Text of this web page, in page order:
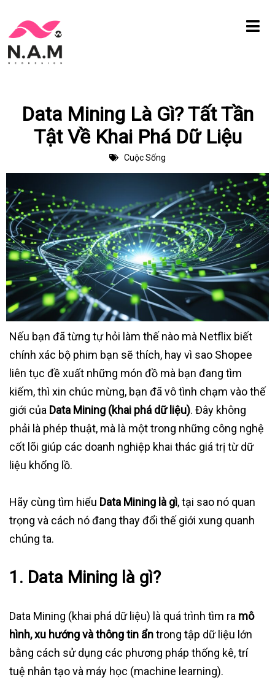
Chuyển
tới
Data Mining Là Gì? Tất Tần
Tật Về Khai Phá Dữ Liệu
Cuộc Sống
Nếu bạn đã từng tự hỏi làm thế nào mà Netflix biết
chính xác bộ phim bạn sẽ thích, hay vì sao Shopee
liên tục đề xuất những món đồ mà bạn đang tìm
kiếm, thì xin chúc mừng, bạn đã vô tình chạm vào thế
giới của Data Mining (khai phá dữ liệu). Đây không
phải là phép thuật, mà là một trong những công nghệ
cốt lõi giúp các doanh nghiệp khai thác giá trị từ dữ
liệu khổng lồ.
Hãy cùng tìm hiểu Data Mining là gì, tại sao nó quan
trọng và cách nó đang thay đổi thế giới xung quanh
chúng ta.
1. Data Mining là gì?
Data Mining (khai phá dữ liệu) là quá trình tìm ra mô
hình, xu hướng và thông tin ẩntrong tập dữ liệu lớn
bằng cách sử dụng các phương pháp thống kê, trí
tuệ nhân tạo và máy học (machine learning).